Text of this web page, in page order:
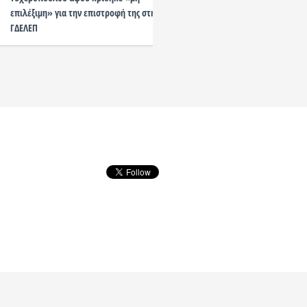
επιλέξιμη» για την επιστροφή της στη
ΓΔΕΛΕΠ